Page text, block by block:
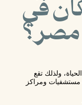
في
مصر؟
ولذلك تقع
ومراكز